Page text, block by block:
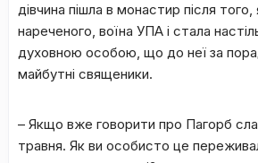
дівчина пішла в монастир після того,
нареченого, воїна УПА і стала
духовною особою, що до неї за
майбутні священики.
– Якщо вже говорити про Пагорб
травня. Як ви особисто це